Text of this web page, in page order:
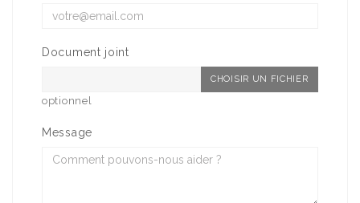
Document joint
CHOISIR UN FICHIER
optionnel
Message